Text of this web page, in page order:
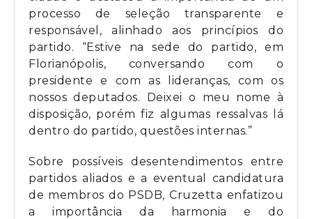
processo de seleção transparente e
responsável, alinhado aos princípios do
partido. “Estive na sede do partido, em
Florianópolis, conversando com o
presidente e com as lideranças, com os
nossos deputados. Deixei o meu nome à
disposição, porém fiz algumas ressalvas lá
dentro do partido, questões internas.”
Sobre possíveis desentendimentos entre
partidos aliados e a eventual candidatura
de membros do PSDB, Cruzetta enfatizou
a importância da harmonia e do